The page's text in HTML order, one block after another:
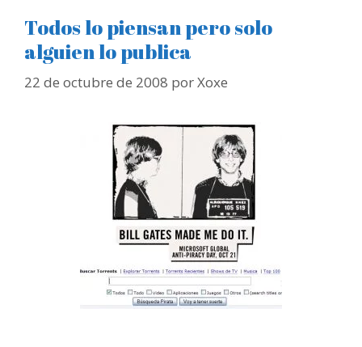
Todos lo piensan pero solo
alguien lo publica
22 de octubre de 2008 porXoxe